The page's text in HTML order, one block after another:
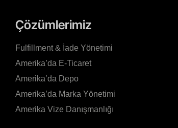
Çözümlerimiz
Fulfillment & İade Yönetimi
Amerika’da E-Ticaret
Amerika’da Depo
Amerika’da Marka Yönetimi
Amerika Vize Danışmanlığı